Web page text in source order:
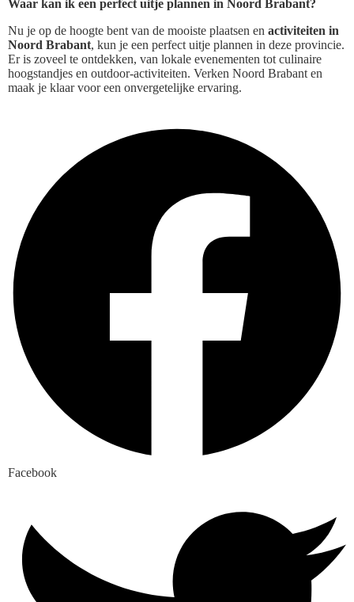
Waar kan ik een perfect uitje plannen in Noord Brabant?
Nu je op de hoogte bent van de mooiste plaatsen en activiteiten in
Noord Brabant, kun je een perfect uitje plannen in deze provincie.
Er is zoveel te ontdekken, van lokale evenementen tot culinaire
hoogstandjes en outdoor-activiteiten. Verken Noord Brabant en
maak je klaar voor een onvergetelijke ervaring.
Facebook